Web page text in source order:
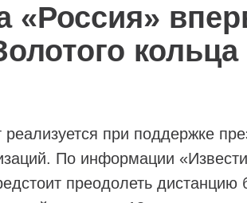
«Россия»
кольца
реализуется при поддержке
По информации
преодолеть